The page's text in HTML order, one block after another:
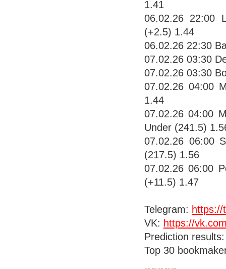
1.41
06.02.26 22:00
(+2.5) 1.44
06.02.26 22:30
07.02.26 03:30
07.02.26 03:30
07.02.26 04:00
1.44
07.02.26 04:00
Under (241.5)
07.02.26 06:00
(217.5) 1.56
07.02.26 06:00
(+11.5) 1.47
Telegram: https://
VK: https://
Prediction
Top 30